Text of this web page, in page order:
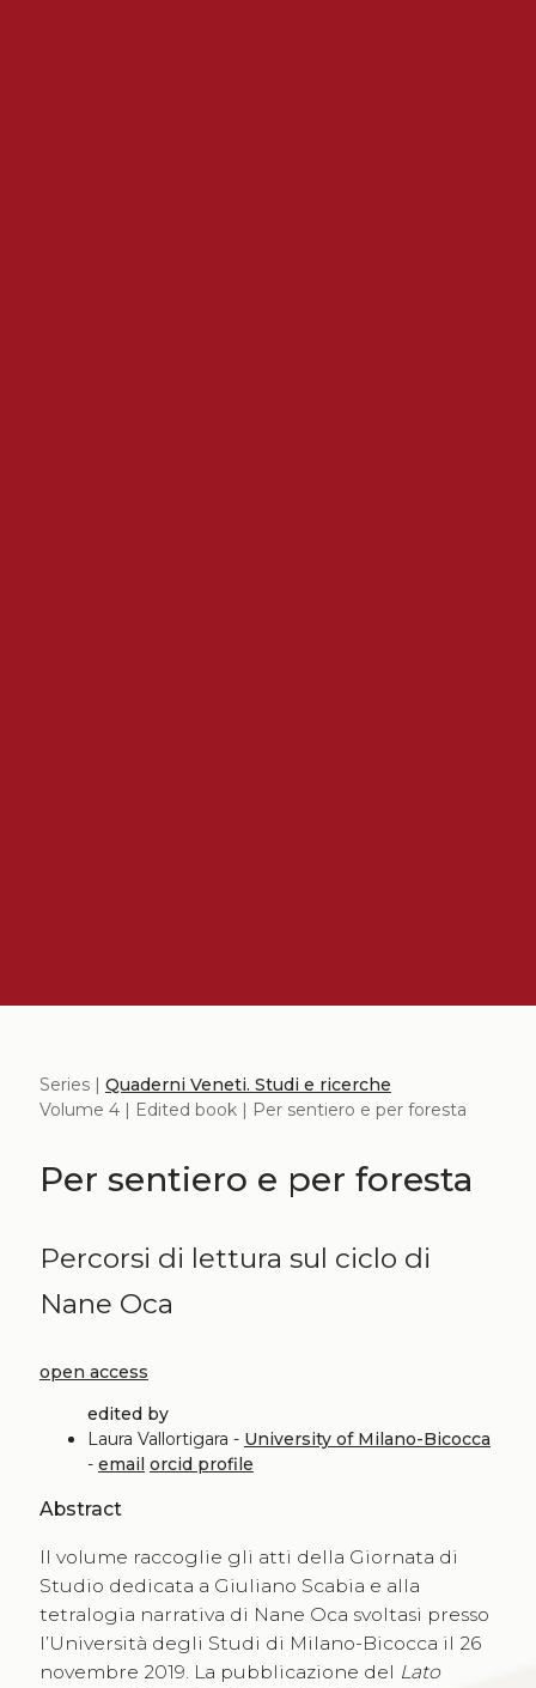
Series | Quaderni Veneti. Studi e ricerche
Volume 4 | Edited book | Per sentiero e per foresta
Per sentiero e per foresta
Percorsi di lettura sul ciclo di
Nane Oca
open access
edited by
Laura Vallortigara - University of Milano-Bicocca
- email orcid profile
Abstract
Il volume raccoglie gli atti della Giornata di
Studio dedicata a Giuliano Scabia e alla
tetralogia narrativa di Nane Oca svoltasi presso
l’Università degli Studi di Milano-Bicocca il 26
novembre 2019. La pubblicazione del Lato